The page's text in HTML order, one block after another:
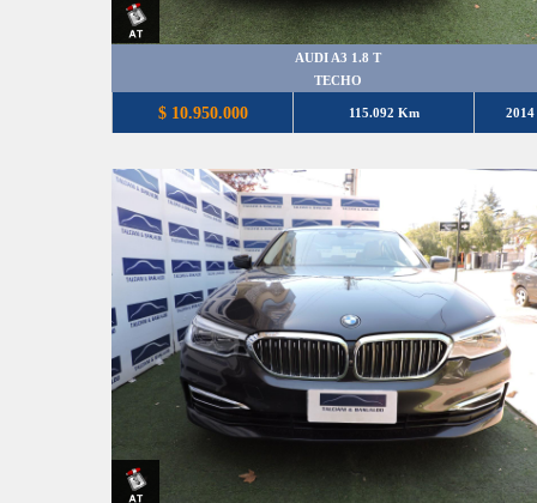
AUDI A3 1.8 T
TECHO
$ 10.950.000 115.092 Km 2014